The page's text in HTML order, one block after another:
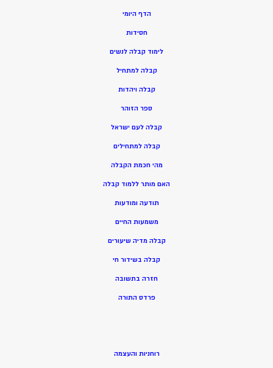
הדף היומי
חסידות
לימוד קבלה לנשים
קבלה למתחיל
קבלה ויהדות
ספר הזוהר
קבלה לעם ישראל
קבלה למתחילים
מהי חכמת הקבלה
האם מותר ללמוד קבלה
תודעה ומודעות
משמעות החיים
קבלה מדיה שיעורים
קבלה בשידור חי
חזרה בתשובה
פרדס התורה
רוחניות והעצמה